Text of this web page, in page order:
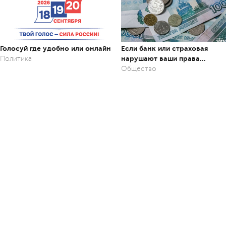
Голосуй где удобно или онлайн
Политика
Если банк или страховая
нарушают ваши права…
Общество